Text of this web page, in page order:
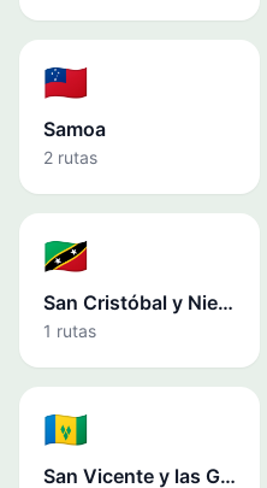
🇼🇸
Samoa
2 rutas
🇰🇳
San Cristóbal y Nieves
1 rutas
🇻🇨
San Vicente y las Granadinas